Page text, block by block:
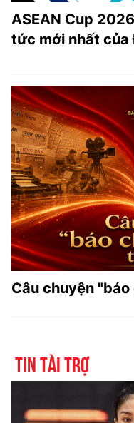
ASEAN Cup
tức mới nhất của
Câu chuyện